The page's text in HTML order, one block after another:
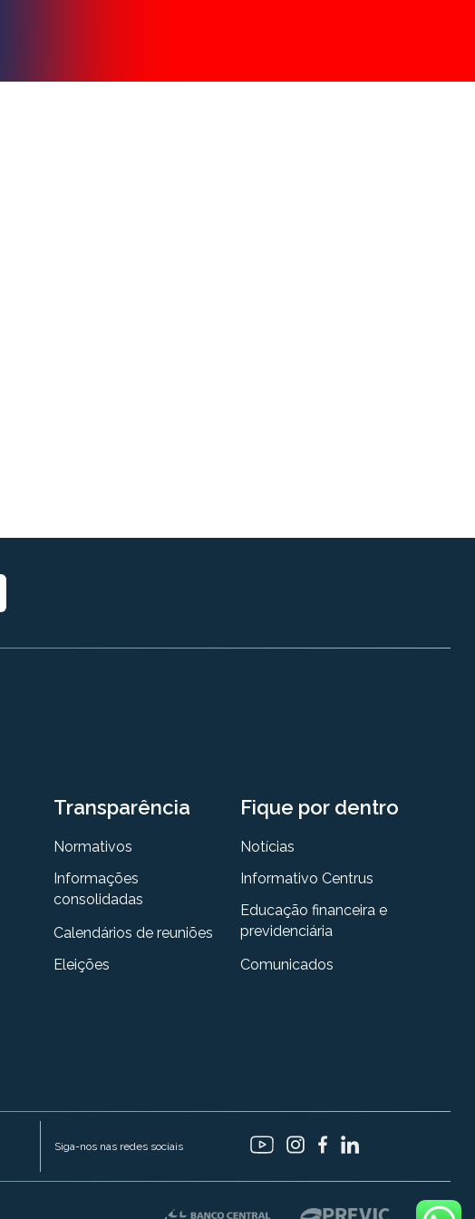
Transparência
Normativos
Informações
consolidadas
Calendários de reuniões
Eleições
Fique por dentro
Notícias
Informativo Centrus
Educação financeira e
previdenciária
Comunicados
Siga-nos nas redes sociais